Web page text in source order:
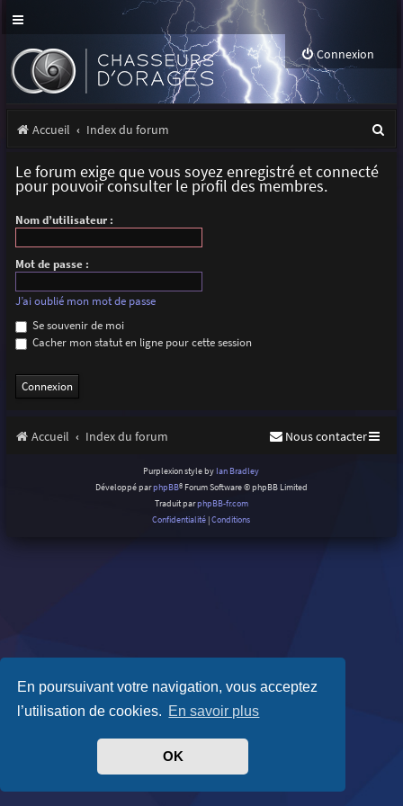
En poursuivant votre navigation, vous acceptez
l’utilisation de cookies. En savoir plus
OK
Connexion
Accueil Index du forum
Le forum exige que vous soyez enregistré et connecté
pour pouvoir consulter le profil des membres.
Nom d’utilisateur :
Mot de passe :
J’ai oublié mon mot de passe
Se souvenir de moi
Cacher mon statut en ligne pour cette session
Accueil Index du forum Nous contacter
Purplexion style by Ian Bradley
Développé parphpBB® Forum Software © phpBB Limited
Traduit parphpBB-fr.com
Confidentialité |Conditions